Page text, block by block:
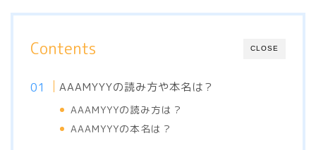
CLOSE
Contents
AAAMYYYの読み方や本名は？
AAAMYYYの読み方は？
AAAMYYYの本名は？